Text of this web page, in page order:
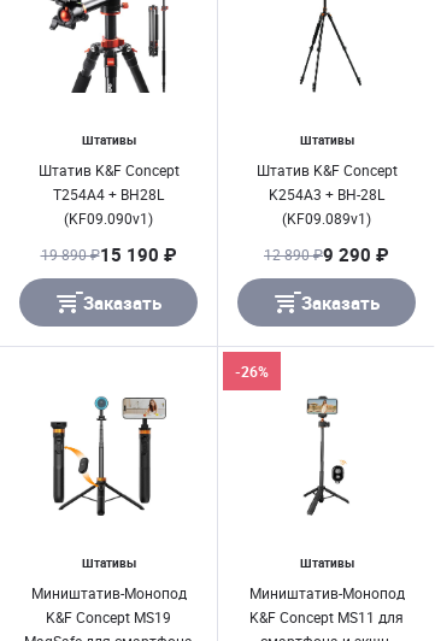
Штативы
Штатив K&F Concept
T254A4 + BH28L
(KF09.090v1)
19 890 ₽15 190 ₽
Заказать
Штативы
Штатив K&F Concept
K254A3 + BH-28L
(KF09.089v1)
12 890 ₽9 290 ₽
Заказать
Штативы
Миништатив-Монопод
K&F Concept MS19
Штативы
Миништатив-Монопод
K&F Concept MS11 для
-26%